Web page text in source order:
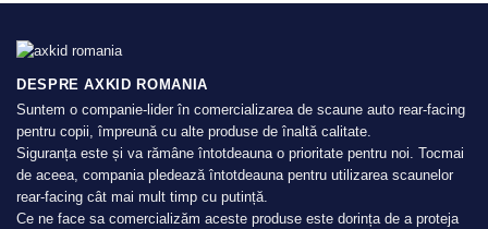
DESPRE AXKID ROMANIA
Suntem o companie-lider în comercializarea de scaune auto rear-facing
pentru copii, împreună cu alte produse de înaltă calitate.
Siguranța este și va rămâne întotdeauna o prioritate pentru noi. Tocmai
de aceea, compania pledează întotdeauna pentru utilizarea scaunelor
rear-facing cât mai mult timp cu putință.
Ce ne face sa comercializăm aceste produse este dorința de a proteja